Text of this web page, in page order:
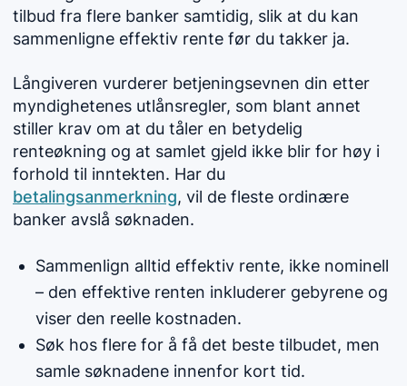
tilbud fra flere banker samtidig, slik at du kan
sammenligne effektiv rente før du takker ja.
Långiveren vurderer betjeningsevnen din etter
myndighetenes utlånsregler, som blant annet
stiller krav om at du tåler en betydelig
renteøkning og at samlet gjeld ikke blir for høy i
forhold til inntekten. Har du
betalingsanmerkning, vil de fleste ordinære
banker avslå søknaden.
Sammenlign alltid effektiv rente, ikke nominell
– den effektive renten inkluderer gebyrene og
viser den reelle kostnaden.
Søk hos flere for å få det beste tilbudet, men
samle søknadene innenfor kort tid.